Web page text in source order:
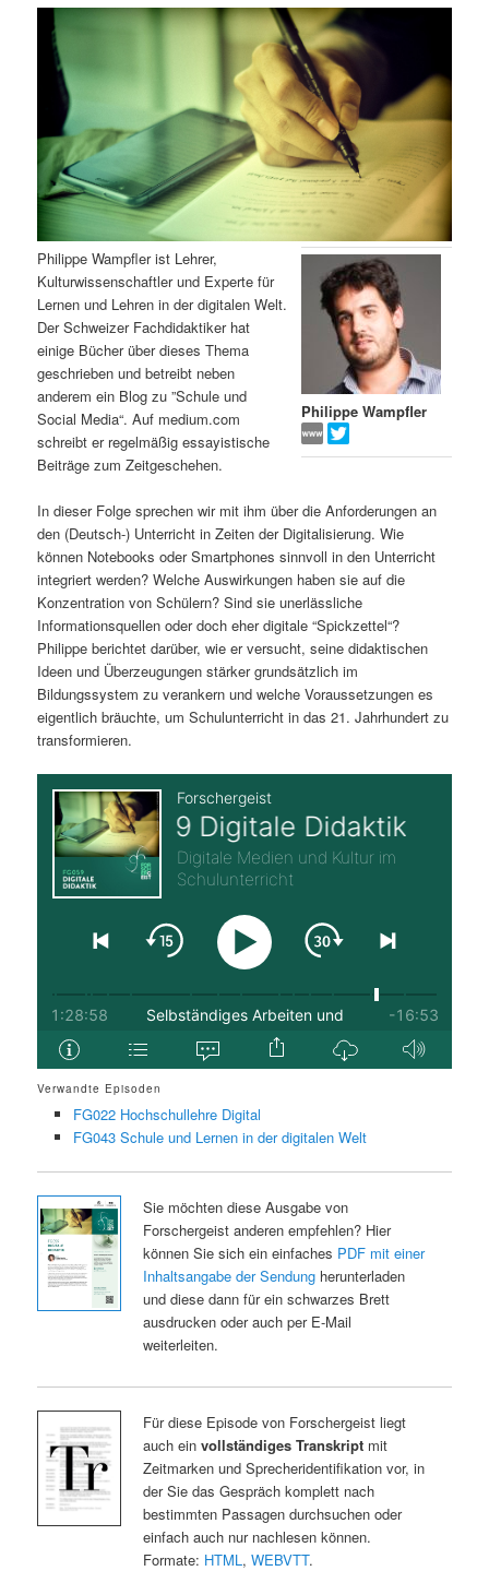
ä
e
n
n
h
a
l
t
s
p
r
i
n
g
e
n
n
ä
r
n
I
n
h
a
l
t
s
p
r
i
n
g
e
n
t
i
o
Philippe Wampfler
Philippe Wampfler ist Lehrer,
Kulturwissenschaftler und Experte für
Lernen und Lehren in der digitalen Welt.
Der Schweizer Fachdidaktiker hat
einige Bücher über dieses Thema
geschrieben und betreibt neben
anderem ein Blog zu ”Schule und
Social Media“. Auf medium.com
schreibt er regelmäßig essayistische
Beiträge zum Zeitgeschehen.
In dieser Folge sprechen wir mit ihm über die Anforderungen an
den (Deutsch-) Unterricht in Zeiten der Digitalisierung. Wie
können Notebooks oder Smartphones sinnvoll in den Unterricht
integriert werden? Welche Auswirkungen haben sie auf die
Konzentration von Schülern? Sind sie unerlässliche
Informationsquellen oder doch eher digitale “Spickzettel“?
Philippe berichtet darüber, wie er versucht, seine didaktischen
Ideen und Überzeugungen stärker grundsätzlich im
Bildungssystem zu verankern und welche Voraussetzungen es
eigentlich bräuchte, um Schulunterricht in das 21. Jahrhundert zu
transformieren.
Verwandte Episoden
FG022 Hochschullehre Digital
FG043 Schule und Lernen in der digitalen Welt
Sie möchten diese Ausgabe von
Forschergeist anderen empfehlen? Hier
können Sie sich ein einfaches PDF mit einer
Inhaltsangabe der Sendungherunterladen
und diese dann für ein schwarzes Brett
ausdrucken oder auch per E-Mail
weiterleiten.
Für diese Episode von Forschergeist liegt
auch ein vollständiges Transkriptmit
Zeitmarken und Sprecheridentifikation vor, in
der Sie das Gespräch komplett nach
bestimmten Passagen durchsuchen oder
einfach auch nur nachlesen können.
Formate: HTML , WEBVTT.